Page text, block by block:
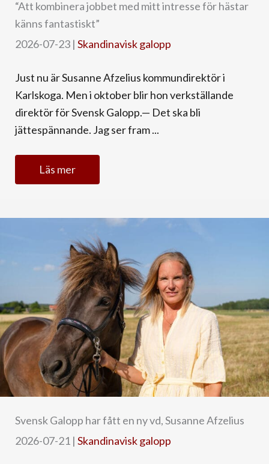
“Att kombinera jobbet med mitt intresse för hästar
känns fantastiskt”
2026-07-23 | Skandinavisk galopp
Just nu är Susanne Afzelius kommundirektör i
Karlskoga. Men i oktober blir hon verkställande
direktör för Svensk Galopp.— Det ska bli
jättespännande. Jag ser fram ...
Läs mer
Svensk Galopp har fått en ny vd, Susanne Afzelius
2026-07-21 | Skandinavisk galopp